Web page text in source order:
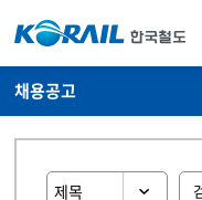
채용공고